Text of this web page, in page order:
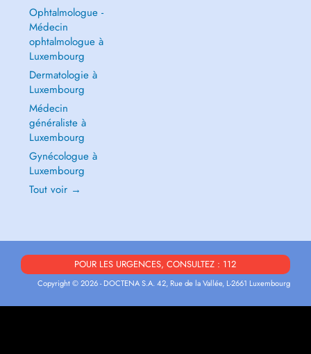
Ophtalmologue -
Médecin
ophtalmologue à
Luxembourg
Dermatologie à
Luxembourg
Médecin
généraliste à
Luxembourg
Gynécologue à
Luxembourg
Tout voir →
POUR LES URGENCES, CONSULTEZ : 112
Copyright © 2026 - DOCTENA S.A. 42, Rue de la Vallée, L-2661 Luxembourg